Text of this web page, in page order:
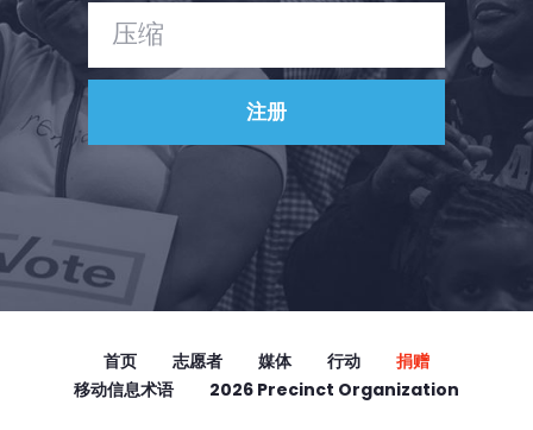
首页 志愿者 媒体 行动
捐赠
移动信息术语
2026 Precinct Organization